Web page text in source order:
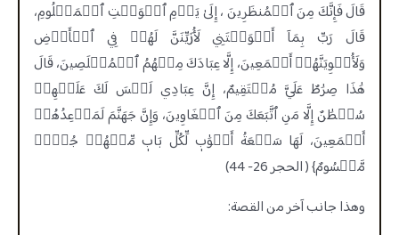
قَالَ فَإِنَّكَ مِنَ ٱلۡمُنظَرِينَ ، إِلَىٰ يَوۡمِ ٱلۡوَقۡتِ ٱلۡمَعۡلُومِ،
قَالَ رَبِّ بِمَآ أَغۡوَيۡتَنِي لَأُزَيِّنَنَّ لَهُمۡ فِي ٱلۡأَرۡضِ
وَلَأُغۡوِيَنَّهُمۡ أَجۡمَعِينَ، إِلَّا عِبَادَكَ مِنۡهُمُ ٱلۡمُخۡلَصِينَ، قَالَ
هَٰذَا صِرَٰطٌ عَلَيَّ مُسۡتَقِيمٌ، إِنَّ عِبَادِي لَيۡسَ لَكَ عَلَيۡهِمۡ
سُلۡطَٰنٌ إِلَّا مَنِ ٱتَّبَعَكَ مِنَ ٱلۡغَاوِينَ، وَإِنَّ جَهَنَّمَ لَمَوۡعِدُهُمۡ
أَجۡمَعِينَ، لَهَا سَبۡعَةُ أَبۡوَٰبٖ لِّكُلِّ بَابٖ مِّنۡهُمۡ جُزۡءٞ
مَّقۡسُومٌ} ( الحجر 26- 44)
وهذا جانب آخر من القصة: